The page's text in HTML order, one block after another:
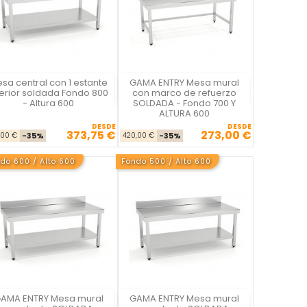
central con 1 estante
soldada Fondo 800
- Altura 600
Precio base
€ -35% Precio
DESDE
373,75 €
La Casa del Chef GAMA ENTRY Mesa mural
con marco de refuerzo
SOLDADA - Fondo 700 Y
ALTURA 600
Precio base
420,00 € -35% Precio
DESDE
273,00 €
La Casa del Chef
600 / Alto 600
ENTRY Mesa mural
La Casa del Chef
Fondo 500 / Alto 600
GAMA ENTRY Mesa mural
La Casa del Chef